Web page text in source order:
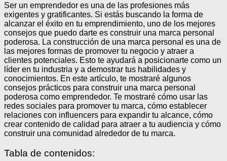
Ser un emprendedor es una de las profesiones más
exigentes y gratificantes. Si estás buscando la forma de
alcanzar el éxito en tu emprendimiento, uno de los mejores
consejos que puedo darte es construir una marca personal
poderosa. La construcción de una marca personal es una de
las mejores formas de promover tu negocio y atraer a
clientes potenciales. Esto te ayudará a posicionarte como un
líder en tu industria y a demostrar tus habilidades y
conocimientos. En este artículo, te mostraré algunos
consejos prácticos para construir una marca personal
poderosa como emprendedor. Te mostraré cómo usar las
redes sociales para promover tu marca, cómo establecer
relaciones con influencers para expandir tu alcance, cómo
crear contenido de calidad para atraer a tu audiencia y cómo
construir una comunidad alrededor de tu marca.
Tabla de contenidos: